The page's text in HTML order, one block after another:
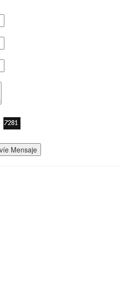
Mensaje